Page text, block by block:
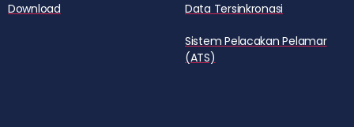
Download Data Tersinkronasi
Sistem Pelacakan Pelamar
(ATS)